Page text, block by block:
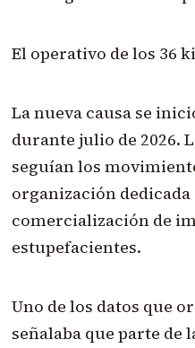
El operativo de los 36
La nueva causa se
durante julio de 2026.
seguían los
organización
comercialización de
estupefacientes.
Uno de los datos que
señalaba que parte de